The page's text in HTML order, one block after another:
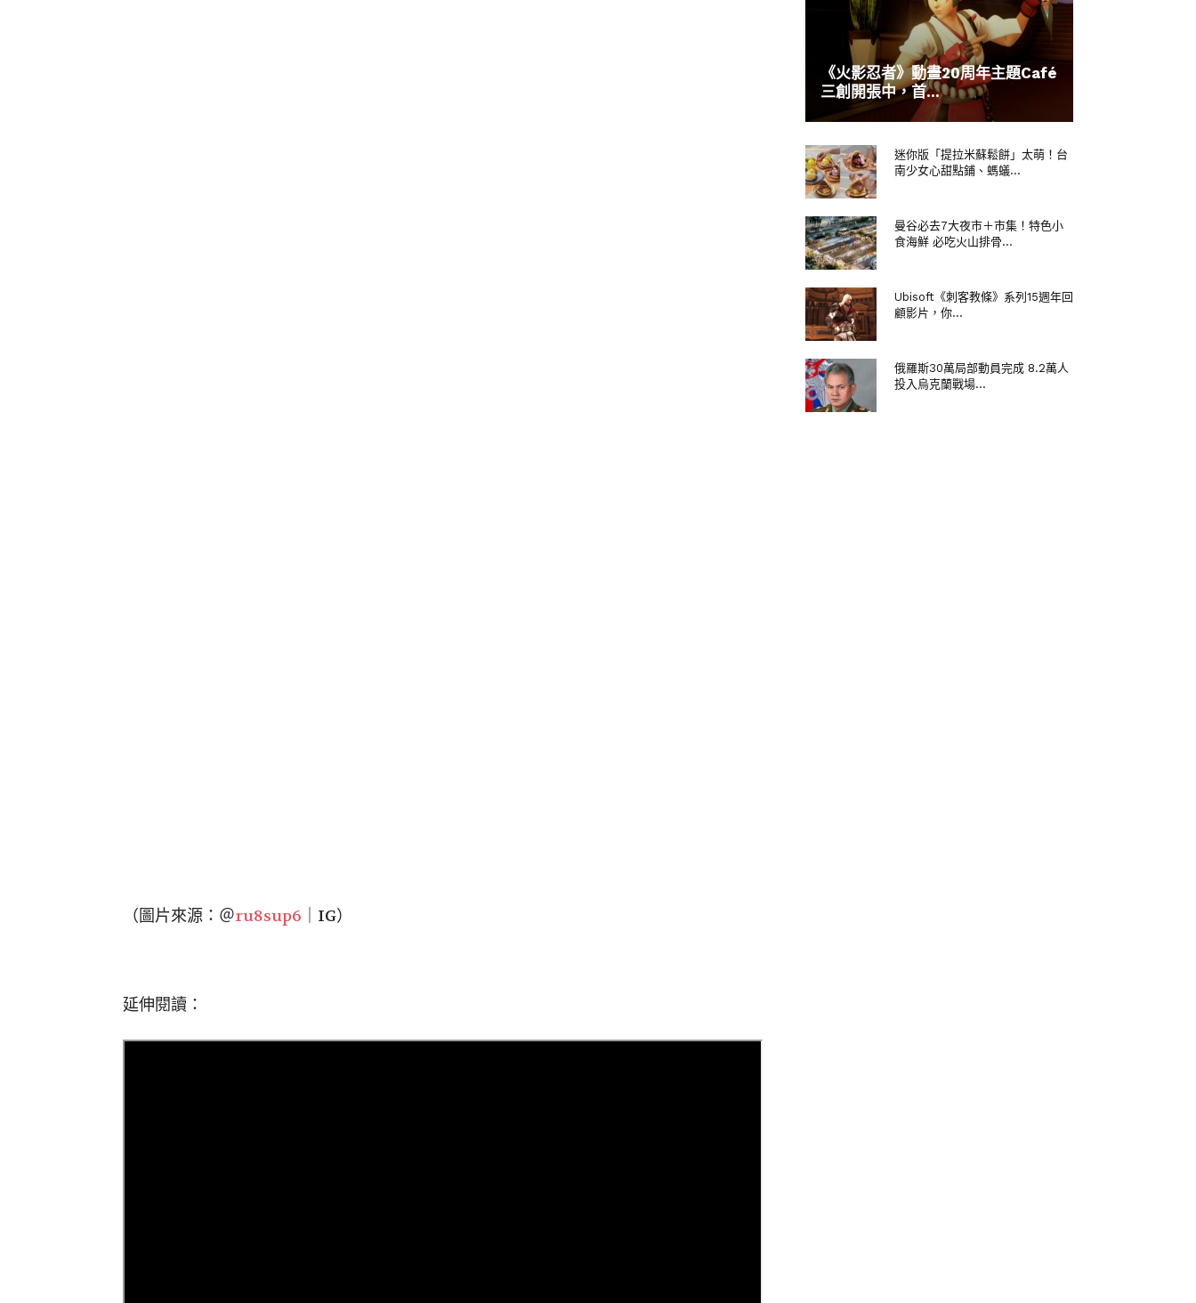
（圖片來源：＠ru8sup6 ｜IG）
延伸閱讀：
《火影忍者》動畫20周年主題Café
三創開張中，首...
迷你版「提拉米蘇鬆餅」太萌！台
南少女心甜點鋪、螞蟻...
曼谷必去7大夜市＋市集！特色小
食海鮮 必吃火山排骨...
Ubisoft《刺客教條》系列15週年回
顧影片，你...
俄羅斯30萬局部動員完成 8.2萬人
投入烏克蘭戰場...